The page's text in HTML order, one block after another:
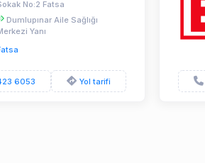
No:2 Fatsa
Dumlupınar Aile Sağlığı
Yanı
6053 Yol tarifi